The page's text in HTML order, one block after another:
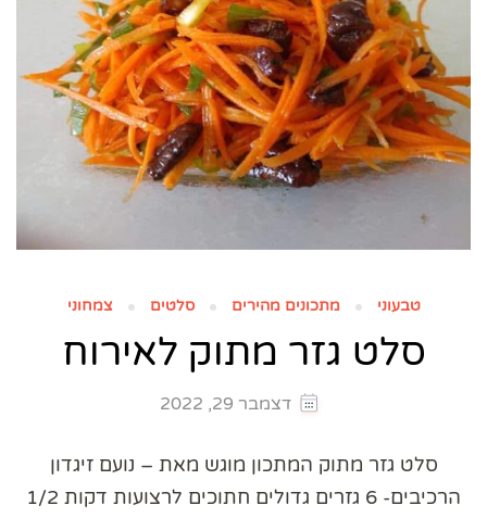
טבעוני מתכונים מהירים סלטים צמחוני
סלט גזר מתוק לאירוח
דצמבר 29, 2022
סלט גזר מתוק המתכון מוגש מאת – נועם זיגדון
הרכיבים- 6 גזרים גדולים חתוכים לרצועות דקות 1/2